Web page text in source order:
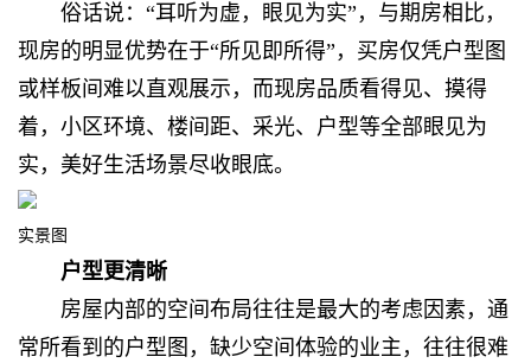
俗话说：“耳听为虚，眼见为实”， 与期房相比，
现房的明显优势在于“所见即所得”， 买房仅凭户型图
或样板间难以直观展示， 而现房品质看得见、摸得
着， 小区环境、楼间距、采光、户型等全部眼见为
实， 美好生活场景尽收眼底。
实景图
户型更清晰
房屋内部的空间布局往往是最大的考虑因素， 通
常所看到的户型图， 缺少空间体验的业主， 往往很难